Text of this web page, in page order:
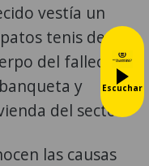
vestía un
tenis de
del fallecido
y
del sector.
las causas
Escuchar